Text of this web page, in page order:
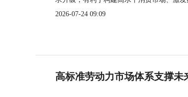
2026-07-24 09:09
高标准劳动力市场体系支撑未